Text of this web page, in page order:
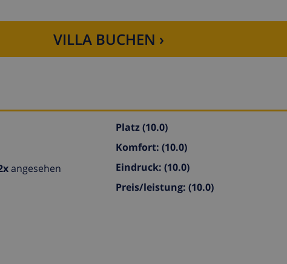
VILLA BUCHEN ›
angesehen
Platz(10.0)
Komfort: (10.0)
Eindruck: (10.0)
Preis/leistung: (10.0)